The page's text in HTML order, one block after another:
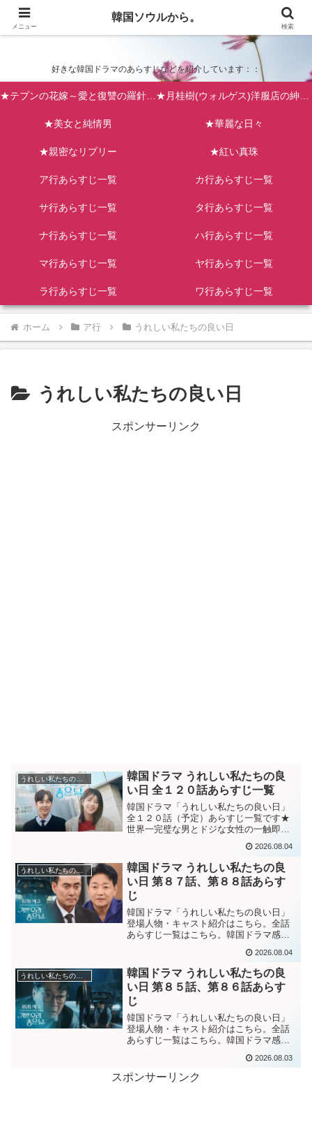
韓国ソウルから。
好きな韓国ドラマのあらすじなどを紹介しています：：
★テプンの花嫁～愛と復讐の羅針盤（台風の新婦） ★月桂樹(ウォルゲス)洋服店の紳士たち
★美女と純情男 ★華麗な日々
★親密なリプリー ★紅い真珠
ア行あらすじ一覧 カ行あらすじ一覧
サ行あらすじ一覧 タ行あらすじ一覧
ナ行あらすじ一覧 ハ行あらすじ一覧
マ行あらすじ一覧 ヤ行あらすじ一覧
ラ行あらすじ一覧 ワ行あらすじ一覧
ホーム ア行 うれしい私たちの良い日
うれしい私たちの良い日
スポンサーリンク
うれしい私たちの良い日
韓国ドラマ うれしい私たちの良
い日 全１２０話あらすじ一覧
韓国ドラマ「うれしい私たちの良い日」
全１２０話（予定）あらすじ一覧です★
世界一完璧な男とドジな女性の一触即発
主人公」になりたい、さまざまな世代が
織りなすメロ家族ドラマ韓国ドラマ「う
れしい私たちの良い日」登...
2026.08.04
うれしい私たちの良い日
韓国ドラマ うれしい私たちの良
い日 第８７話、第８８話あらす
じ
韓国ドラマ「うれしい私たちの良い日」
登場人物・キャスト紹介はこちら。全話
あらすじ一覧はこちら。韓国ドラマ感想
しい私たちの良い日」第８７話あらすじ
父親の遺品の詰まった箱を事故からずっ
と開けられなかったが、ウ...
2026.08.04
うれしい私たちの良い日
韓国ドラマ うれしい私たちの良
い日 第８５話、第８６話あらす
じ
韓国ドラマ「うれしい私たちの良い日」
登場人物・キャスト紹介はこちら。全話
あらすじ一覧はこちら。韓国ドラマ感想
しい私たちの良い日」第８５話あらすじ
ギョルに事故の真相を打ち明けようとし
ていたクォンシクだったが...
2026.08.03
スポンサーリンク
メニュー
韓国ソウルから。
検索